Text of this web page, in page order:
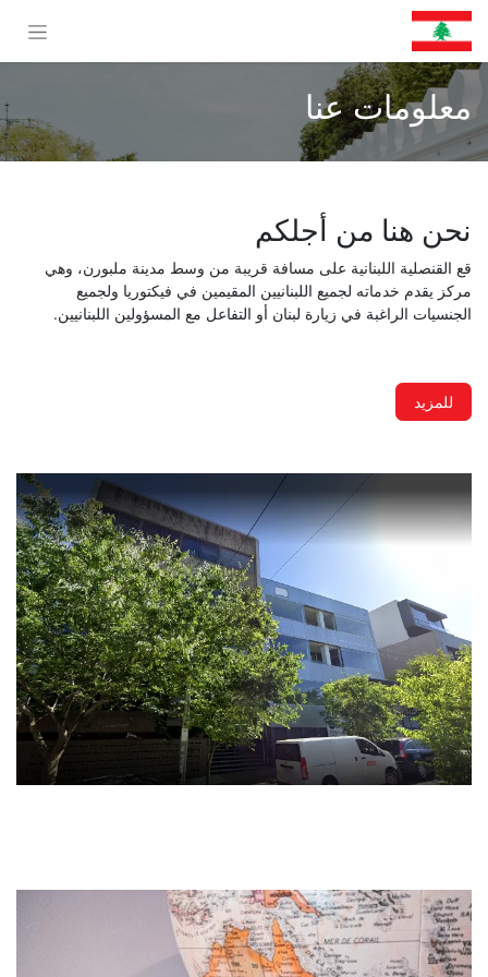
معلومات عنا
نحن هنا من أجلكم
قع القنصلية اللبنانية على مسافة قريبة من وسط مدينة ملبورن، وهي
مركز يقدم خدماته لجميع اللبنانيين المقيمين في فيكتوريا ولجميع
الجنسيات الراغبة في زيارة لبنان أو التفاعل مع المسؤولين اللبنانيين.
للمزيد